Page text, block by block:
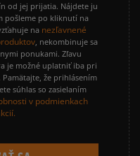
od jej prijatia. Nájdete ju
pošleme po kliknutí na
na nezľavnené
, nekombinuje sa
ponukami. Zľavu
je možné uplatniť iba pri
že prihlásením
súhlas so zasielaním
v podmienkach